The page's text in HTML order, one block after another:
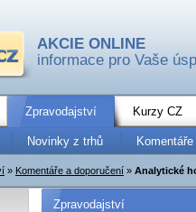
AKCIE ONLINE
informace pro Vaše
Zpravodajství Kurzy CZ
Novinky z trhů
» Komentáře a doporučení » Analytické
Zpravodajství